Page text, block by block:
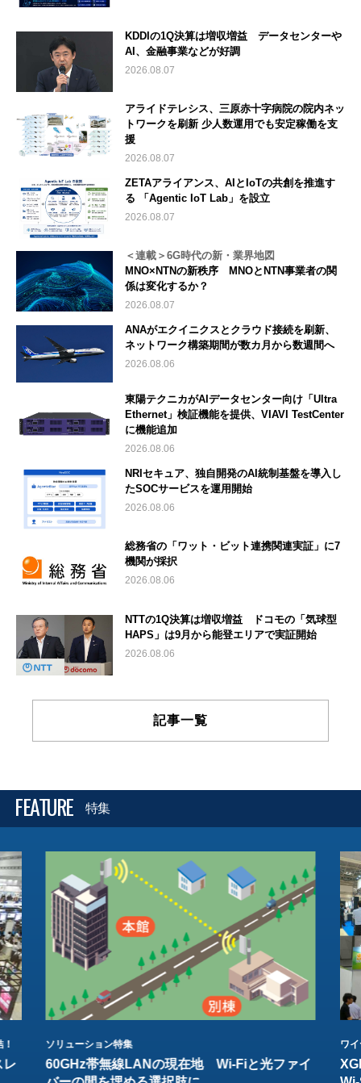
KDDIの1Q決算は増収増益 データセンターや
AI、金融事業などが好調
2026.08.07
アライドテレシス、三原赤十字病院の院内ネッ
トワークを刷新 少人数運用でも安定稼働を支
援
2026.08.07
ZETAアライアンス、AIとIoTの共創を推進す
る 「Agentic IoT Lab」を設立
2026.08.07
＜連載＞6G時代の新・業界地図
MNO×NTNの新秩序 MNOとNTN事業者の関
係は変化するか？
2026.08.07
ANAがエクイニクスとクラウド接続を刷新、
ネットワーク構築期間が数カ月から数週間へ
2026.08.06
東陽テクニカがAIデータセンター向け「Ultra
Ethernet」検証機能を提供、VIAVI TestCenter
に機能追加
2026.08.06
NRIセキュア、独自開発のAI統制基盤を導入し
たSOCサービスを運用開始
2026.08.06
総務省の「ワット・ビット連携関連実証」に7
機関が採択
2026.08.06
NTTの1Q決算は増収増益 ドコモの「気球型
HAPS」は9月から能登エリアで実証開始
2026.08.06
記事一覧
FEATURE 特集
レ
ソリューション特集
60GHz帯無線LANの現在地 Wi-Fiと光ファイ
ワ